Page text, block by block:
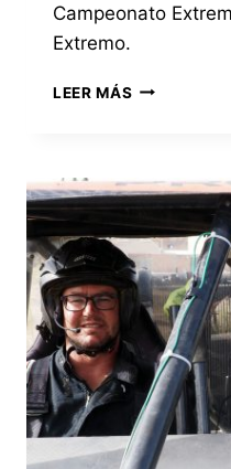
Campeonato
Extremo.
LEER MÁS EQUIPO